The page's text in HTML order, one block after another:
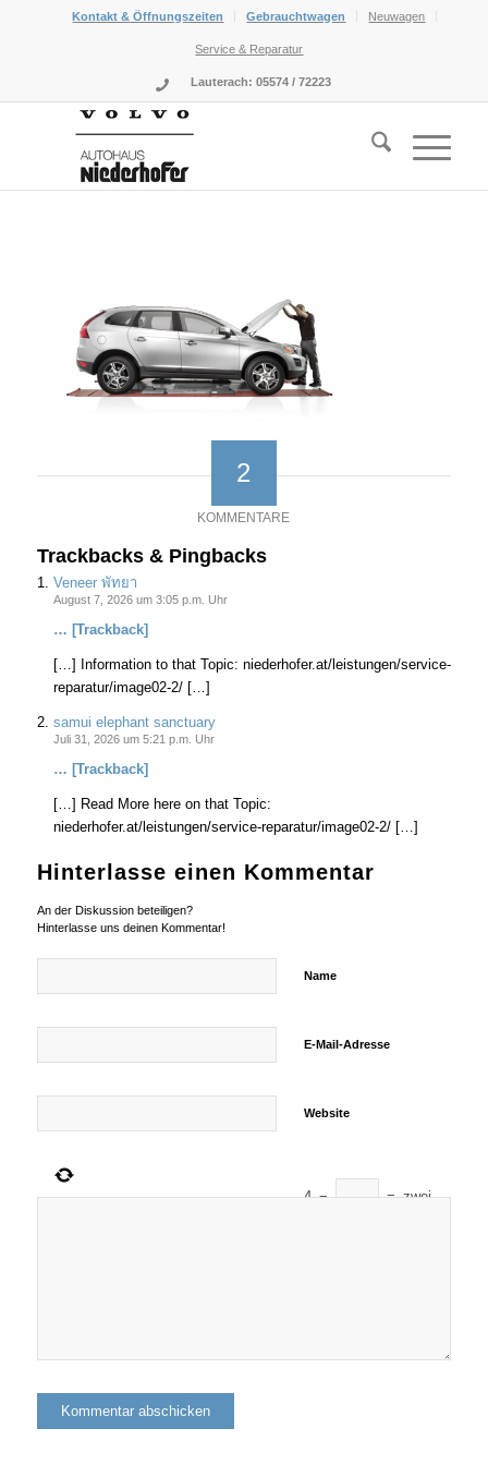
Kontakt & Öffnungszeiten Gebrauchtwagen Neuwagen
Service & Reparatur
Lauterach: 05574 / 72223
2
KOMMENTARE
Trackbacks & Pingbacks
Veneer พัทยา
August 7, 2026 um 3:05 p.m. Uhr
… [Trackback]
[…] Information to that Topic: niederhofer.at/leistungen/service-
reparatur/image02-2/ […]
samui elephant sanctuary
Juli 31, 2026 um 5:21 p.m. Uhr
… [Trackback]
[…] Read More here on that Topic:
niederhofer.at/leistungen/service-reparatur/image02-2/ […]
Hinterlasse einen Kommentar
An der Diskussion beteiligen?
Hinterlasse uns deinen Kommentar!
Name
E-Mail-Adresse
Website
4 − = zwei